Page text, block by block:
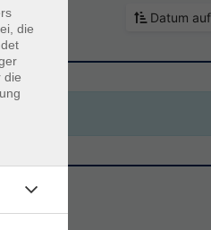
Datum
die
die